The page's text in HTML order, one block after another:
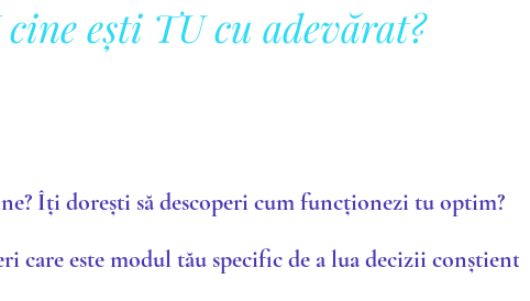
ești TU cu adevărat?
Îți dorești să descoperi cum funcționezi tu optim?
care este modul tău specific de a lua decizii conștiente?